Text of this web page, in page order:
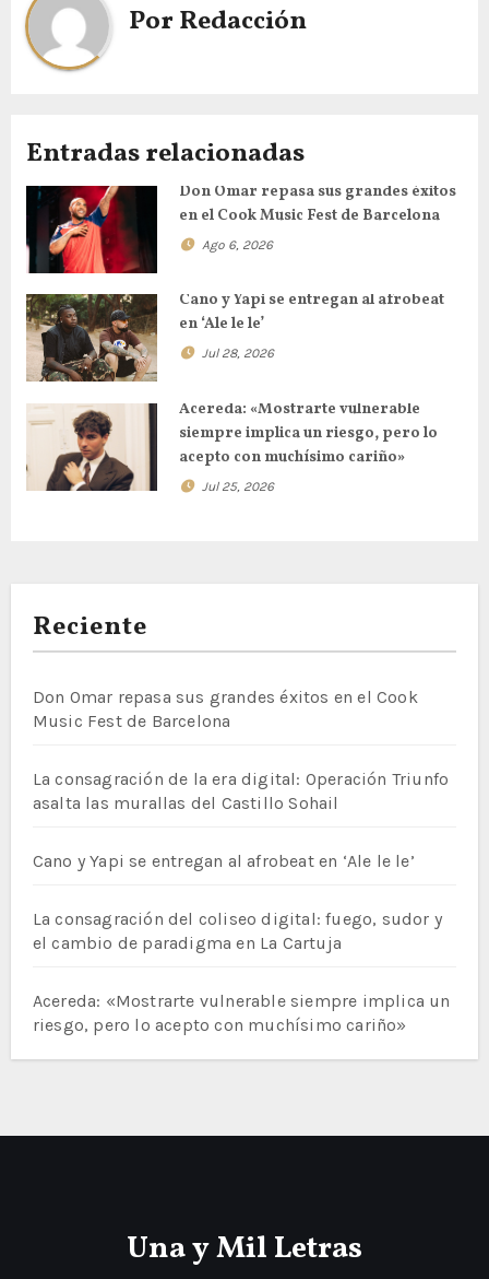
PorRedacción
Entradas relacionadas
Don Omar repasa sus grandes éxitos
en el Cook Music Fest de Barcelona
Ago 6, 2026
Cano y Yapi se entregan al afrobeat
en ‘Ale le le’
Jul 28, 2026
Acereda: «Mostrarte vulnerable
siempre implica un riesgo, pero lo
acepto con muchísimo cariño»
Jul 25, 2026
Reciente
Don Omar repasa sus grandes éxitos en el Cook
Music Fest de Barcelona
La consagración de la era digital: Operación Triunfo
asalta las murallas del Castillo Sohail
Cano y Yapi se entregan al afrobeat en ‘Ale le le’
La consagración del coliseo digital: fuego, sudor y
el cambio de paradigma en La Cartuja
Acereda: «Mostrarte vulnerable siempre implica un
riesgo, pero lo acepto con muchísimo cariño»
Una y Mil Letras